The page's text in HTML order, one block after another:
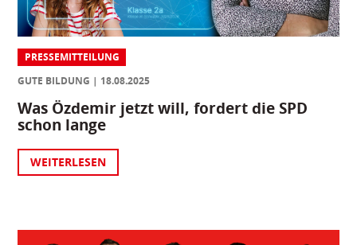
PRESSEMITTEILUNG
GUTE BILDUNG
18.08.2025
Was Özdemir jetzt will, fordert die SPD
schon lange
WEITERLESEN